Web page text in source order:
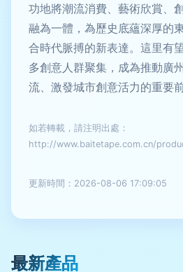
功地將潮流消費、藝術欣賞、
融為一體，為歷史底蘊深厚的
合時代脈搏的新表達。這里有
多創意人群聚集，成為推動廣
流、激發城市創意活力的重要前
如若轉載，請注明出處：
http://www.baitetape.com.cn/
更新時間：2026-08-06 17:09:05
最新產品